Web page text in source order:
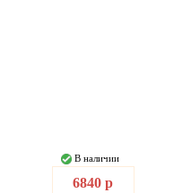
В наличии
6840 р